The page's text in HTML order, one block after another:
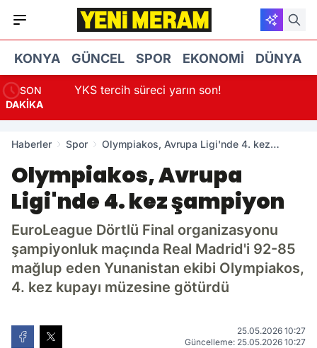
KONYA GÜNCEL SPOR EKONOMI DÜNYA
SON
DAKİKA
YKS tercih süreci yarın son!
Haberler Spor
Olympiakos, Avrupa Ligi'nde 4. kez
Olympiakos, Avrupa
Ligi'nde 4. kez şampiyon
EuroLeague Dörtlü Final organizasyonu
şampiyonluk maçında Real Madrid'i 92-85
mağlup eden Yunanistan ekibi Olympiakos,
4. kez kupayı müzesine götürdü
25.05.2026 10:27
Güncelleme: 25.05.2026 10:27